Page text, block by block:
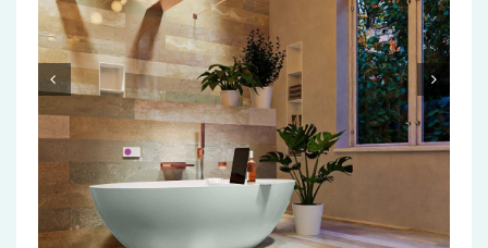
Klimaatbeheersing
PVC
Tegels